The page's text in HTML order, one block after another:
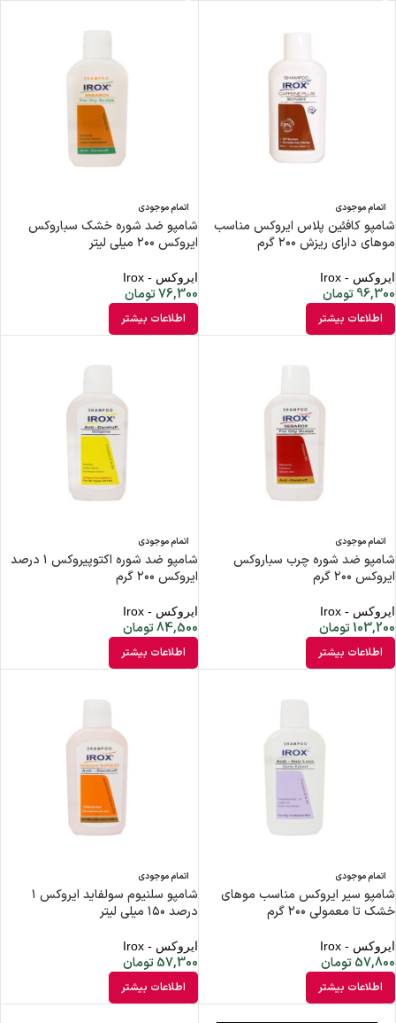
اتمام موجودی
شامپو کافئین پلاس ایروکس مناسب
موهای دارای ریزش ۲۰۰ گرم
ایروکس - Irox
96,300تومان
اطلاعات بیشتر
اتمام موجودی
شامپو ضد شوره خشک سباروکس
ایروکس ۲۰۰ میلی لیتر
ایروکس - Irox
76,300تومان
اطلاعات بیشتر
اتمام موجودی
شامپو ضد شوره چرب سباروکس
ایروکس ۲۰۰ گرم
ایروکس - Irox
103,200تومان
اطلاعات بیشتر
اتمام موجودی
شامپو ضد شوره اکتوپیروکس ۱ درصد
ایروکس ۲۰۰ گرم
ایروکس - Irox
84,500تومان
اطلاعات بیشتر
اتمام موجودی
شامپو سیر ایروکس مناسب موهای
خشک تا معمولی ۲۰۰ گرم
ایروکس - Irox
57,800تومان
اطلاعات بیشتر
اتمام موجودی
شامپو سلنیوم سولفاید ایروکس ۱
درصد ۱۵۰ میلی لیتر
ایروکس - Irox
57,300 تومان
اطلاعات بیشتر